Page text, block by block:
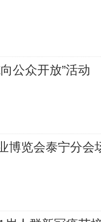
公众开放”活动
博览会泰宁分会